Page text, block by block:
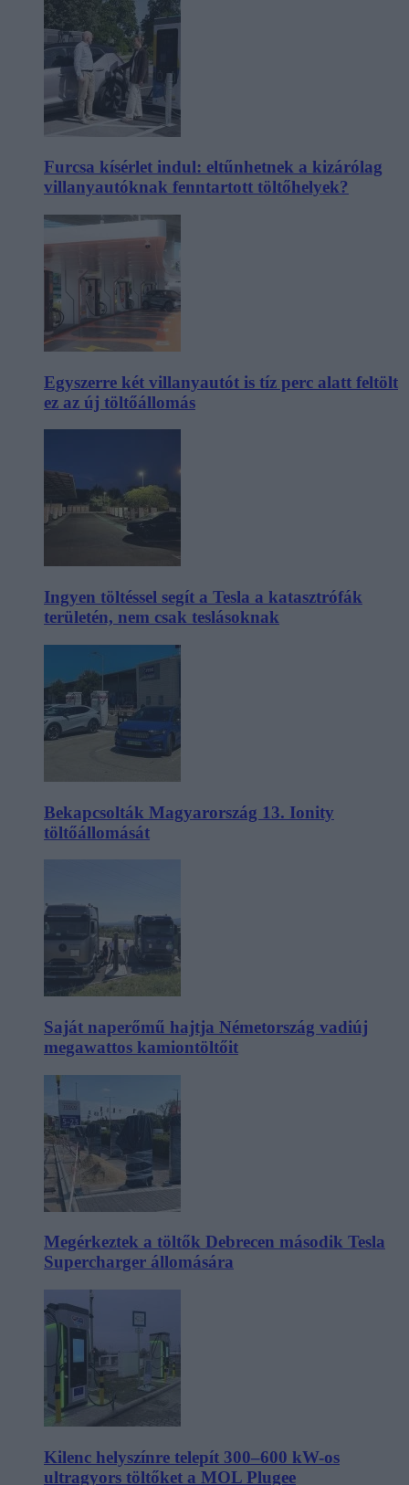
Furcsa kísérlet indul: eltűnhetnek a kizárólag
villanyautóknak fenntartott töltőhelyek?
Egyszerre két villanyautót is tíz perc alatt feltölt
ez az új töltőállomás
Ingyen töltéssel segít a Tesla a katasztrófák
területén, nem csak teslásoknak
Bekapcsolták Magyarország 13. Ionity
töltőállomását
Saját naperőmű hajtja Németország vadiúj
megawattos kamiontöltőit
Megérkeztek a töltők Debrecen második Tesla
Supercharger állomására
Kilenc helyszínre telepít 300–600 kW-os
ultragyors töltőket a MOL Plugee